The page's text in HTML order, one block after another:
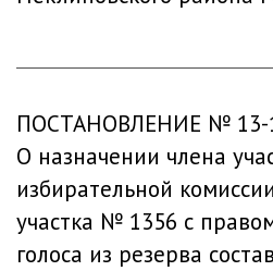
ПОСТАНОВЛЕНИЕ № 13-
О назначении члена
избирательной
участка № 1356 с
голоса из резерва